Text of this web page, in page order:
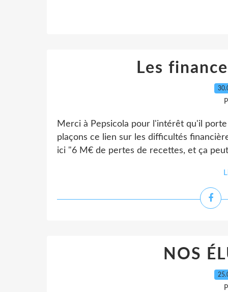
Les
Merci à Pepsicola pour l'intérêt qu'il
plaçons ce lien sur les difficultés
ici "6 M€ de pertes de recettes, et ça
NOS